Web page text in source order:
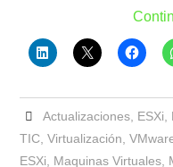
Actualizaciones, ESXi
TIC ,Virtualización ,
ESXi
Maquinas Virtuales